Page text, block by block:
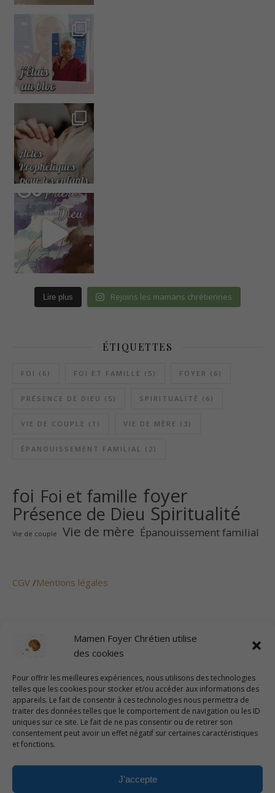
Mamen Foyer Chrétien utilise
des cookies
Pour offrir les meilleures expériences, nous utilisons des technologies
telles que les cookies pour stocker et/ou accéder aux informations des
appareils. Le fait de consentir à ces technologies nous permettra de
traiter des données telles que le comportement de navigation ou les ID
uniques sur ce site. Le fait de ne pas consentir ou de retirer son
consentement peut avoir un effet négatif sur certaines caractéristiques
et fonctions.
J'accepte
Lire plus Rejoins les mamans chrétiennes
ÉTIQUETTES
FOI (6) FOI ET FAMILLE (5) FOYER (6)
PRÉSENCE DE DIEU (5) SPIRITUALITÉ (6)
VIE DE COUPLE (1) VIE DE MÈRE (3)
ÉPANOUISSEMENT FAMILIAL (2)
foi Foi et famille foyer
Présence de Dieu Spiritualité
Vie de couple Vie de mère Épanouissement familial
CGV /Mentions légales
Politique de cookies (UE)